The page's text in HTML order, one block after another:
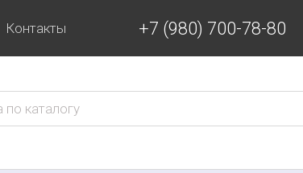
Контакты +7 (980) 700-78-80